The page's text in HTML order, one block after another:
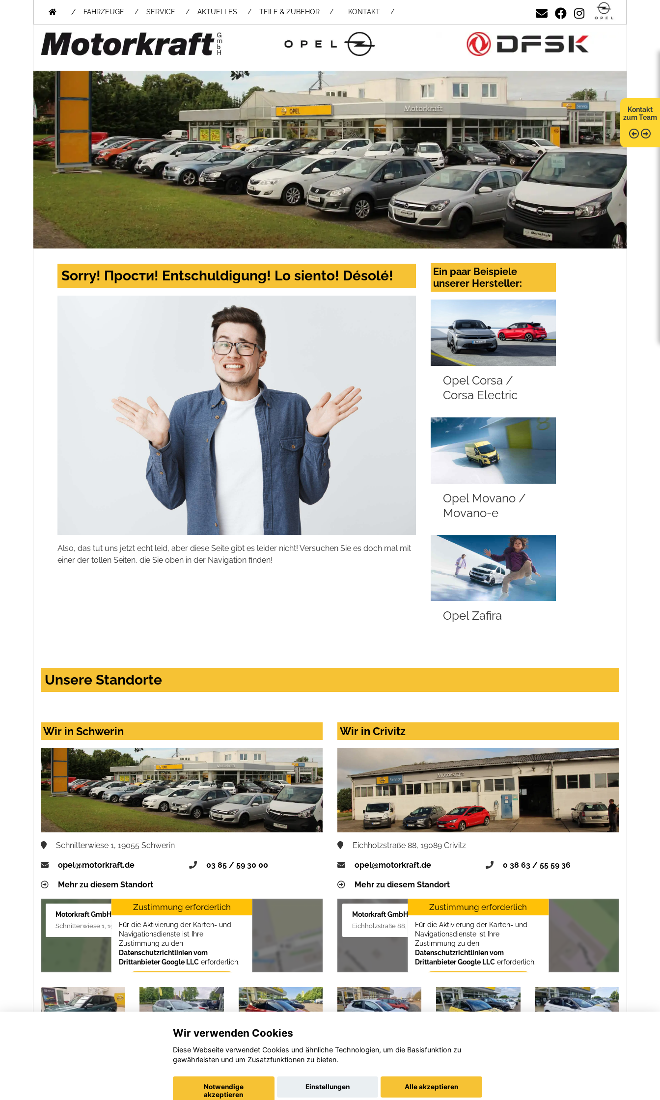
/ FAHRZEUGE SERVICE AKTUELLES TEILE & ZUBEHÖR / KONTAKT
Kontakt
zum Team
Sorry! Прости! Entschuldigung! Lo siento! Désolé!
Also, das tut uns jetzt echt leid, aber diese Seite gibt es leider nicht! Versuchen Sie es doch mal mit
einer der tollen Seiten, die Sie oben in der Navigation finden!
Ein paar Beispiele
unserer Hersteller:
Opel Corsa /
Corsa Electric
Opel Movano /
Movano-e
Opel Zafira
Unsere Standorte
Wir in Schwerin
Schnitterwiese 1, 19055 Schwerin
opel@motorkraft.de 03 85 / 59 30 00
Mehr zu diesem Standort
Motorkraft GmbH
Schnitterwiese 1, 19055 Schwerin
Zustimmung erforderlich
Für die Aktivierung der Karten- und
Navigationsdienste ist Ihre
Zustimmung zu den
Datenschutzrichtlinien vom
Drittanbieter Google LLC erforderlich.
aktivieren
Wir in Crivitz
Eichholzstraße 88, 19089 Crivitz
opel@motorkraft.de 0 38 63 / 55 59 36
Mehr zu diesem Standort
Motorkraft GmbH
Eichholzstraße 88, 19089 Crivitz
Zustimmung erforderlich
Für die Aktivierung der Karten- und
Navigationsdienste ist Ihre
Zustimmung zu den
Datenschutzrichtlinien vom
Drittanbieter Google LLC erforderlich.
aktivieren
Opel
Adam
Opel
Grandland
Corsa
Wir verwenden Cookies
Diese Webseite verwendet Cookies und ähnliche Technologien, um die Basisfunktion zu
gewährleisten und um Zusatzfunktionen zu bieten.
Notwendige
akzeptieren
Einstellungen Alle akzeptieren